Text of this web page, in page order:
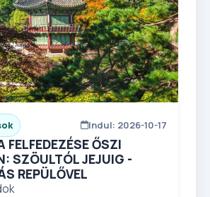
Indul: 2026-10-17
FELFEDEZÉSE ŐSZI
SZÖULTÓL JEJUIG -
REPÜLŐVEL